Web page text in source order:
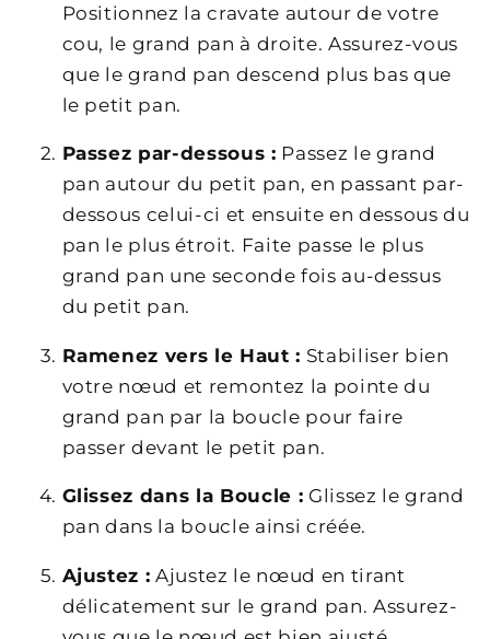
Positionnez la cravate autour de votre
cou, le grand pan à droite. Assurez-vous
que le grand pan descend plus bas que
le petit pan.
Passez par-dessous : Passez le grand
pan autour du petit pan, en passant par-
dessous celui-ci et ensuite en dessous du
pan le plus étroit. Faite passe le plus
grand pan une seconde fois au-dessus
du petit pan.
Ramenez vers le Haut : Stabiliser bien
votre nœud et remontez la pointe du
grand pan par la boucle pour faire
passer devant le petit pan.
Glissez dans la Boucle : Glissez le grand
pan dans la boucle ainsi créée.
Ajustez : Ajustez le nœud en tirant
délicatement sur le grand pan. Assurez-